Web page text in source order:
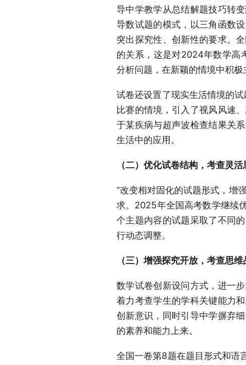
导中学教学从总结解题技巧转
导数试题的模式，以三角函数
突出探究性、创新性的要求。
的关系，这是对2024年数学高
分析问题，在新颖的情境中积
试卷还设置了现实生活情境的
比赛的情境，引入了视风风速
于某疾病与超声波检查结果关
生活中的应用。
（二）优化试卷结构，考查灵活
“改变相对固化的试题形式，增
求。2025年全国高考数学继续
个主题内容的试题采取了不同
行动态调整。
（三）增强探究开放，考查思维
数学试卷创新设问方式，进一
着力考查学生的学科关键能力
创新意识，同时引导中学摒弃
的素养和能力上来。
全国一卷第8题在题目形式和语